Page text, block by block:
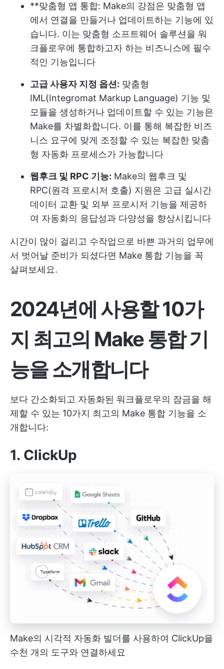
**맞춤형 앱 통합: Make의 강점은 맞춤형 앱
에서 연결을 만들거나 업데이트하는 기능에 있
습니다. 이는 맞춤형 소프트웨어 솔루션을 워
크플로우에 통합하고자 하는 비즈니스에 필수
적인 기능입니다
고급 사용자 지정 옵션: 맞춤형
IML(Integromat Markup Language) 기능 및
모듈을 생성하거나 업데이트할 수 있는 기능은
Make를 차별화합니다. 이를 통해 복잡한 비즈
니스 요구에 맞게 조정할 수 있는 복잡한 맞춤
형 자동화 프로세스가 가능합니다
웹후크 및 RPC 기능: Make의 웹후크 및
RPC(원격 프로시저 호출) 지원은 고급 실시간
데이터 교환 및 외부 프로시저 기능을 제공하
여 자동화의 응답성과 다양성을 향상시킵니다
시간이 많이 걸리고 수작업으로 바쁜 과거의 업무에
서 벗어날 준비가 되셨다면 Make 통합 기능을 꼭
살펴보세요.
2024년에 사용할 10가
지 최고의 Make 통합 기
능을 소개합니다
보다 간소화되고 자동화된 워크플로우의 잠금을 해
제할 수 있는 10가지 최고의 Make 통합 기능을 소
개합니다:
1. ClickUp
Make의 시각적 자동화 빌더를 사용하여 ClickUp을
수천 개의 도구와 연결하세요